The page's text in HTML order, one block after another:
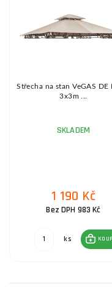
Střecha na stan VeGAS DE
3x3m ...
SKLADEM
1 190 Kč
Bez DPH 983 Kč
ks